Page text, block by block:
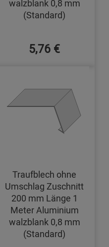
walzblank 0,8 mm
(Standard)
5,76 €
Traufblech ohne
Umschlag Zuschnitt
200 mm Länge 1
Meter Aluminium
walzblank 0,8 mm
(Standard)